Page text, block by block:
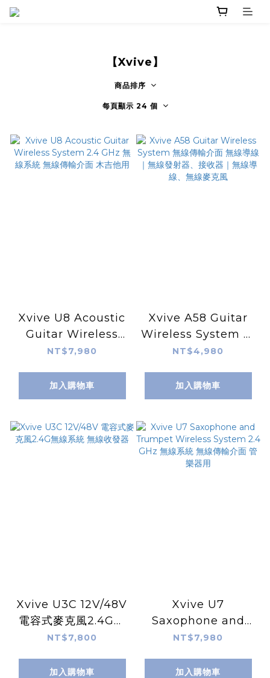
【Xvive】
商品排序
每頁顯示 24 個
Xvive U8 Acoustic
Guitar Wireless
System 2.4 GHz 無
木吉他用
NT$7,980
加入購物車
Xvive A58 Guitar
Wireless System 無
線傳輸介面 無線導線
｜無線導線、無線麥克
風
NT$4,980
加入購物車
Xvive U3C 12V/48V
電容式麥克風2.4G無
線系統 無線收發器
NT$7,800
加入購物車
Xvive U7
Saxophone and
Trumpet Wireless
線系統 無線傳輸介面
NT$7,980
加入購物車